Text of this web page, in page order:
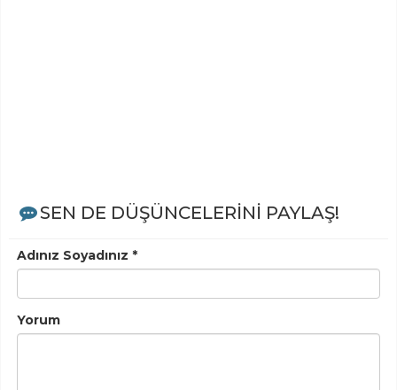
SEN DE DÜŞÜNCELERİNİ PAYLAŞ!
Adınız Soyadınız *
Yorum